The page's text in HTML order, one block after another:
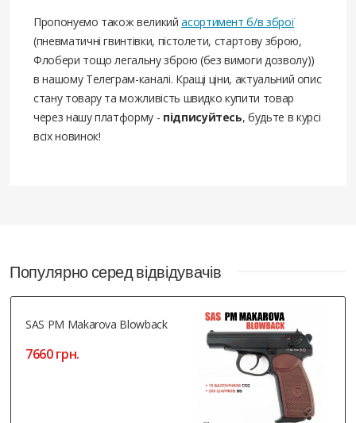
Пропонуємо також великийасортимент б/в зброї
(пневматичні гвинтівки, пістолети, стартову зброю,
Флобери тощо легальну зброю (без вимоги дозволу))
в нашому Телеграм-каналі. Кращі ціни, актуальний опис
стану товару та можливість швидко купити товар
через нашу платформу - підписуйтесь, будьте в курсі
всіх новинок!
Популярно серед відвідувачів
SAS PM Makarova Blowback
7660 грн.